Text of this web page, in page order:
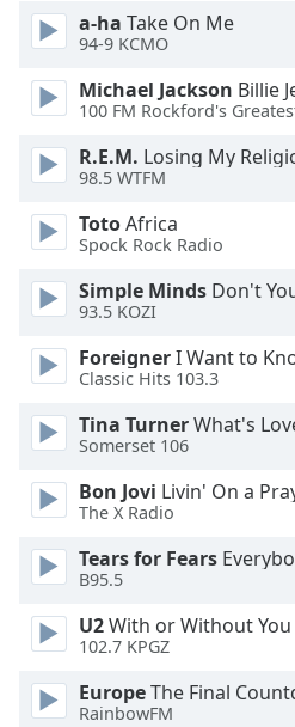
Picture-
in-
Picture
modal
Beginning
dialog
Escape
cancel
and
window.
Text
a-ha Take On Me
94-9 KCMO
Michael Jackson Billie
100 FM Rockford's
R.E.M. Losing My
98.5 WTFM
TotoAfrica
Spock Rock Radio
Simple Minds Don't
93.5 KOZI
ForeignerI Want to
Classic Hits 103.3
Tina TurnerWhat's
Somerset 106
Bon Jovi Livin' On a
The X Radio
Tears for Fears
B95.5
U2With or Without You
102.7 KPGZ
EuropeThe Final
RainbowFM